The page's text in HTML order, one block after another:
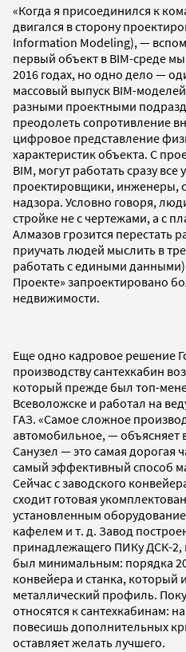
«Когда я присоединился к
двигался в сторону
Information Modeling), —
первый объект в BIM-среде
2016 годах, но одно дело —
массовый выпуск BIM-
разными проектными
преодолеть сопротивление
цифровое представление
характеристик объекта. С
BIM, могут работать сразу все
проектировщики, инженеры,
надзора. Условно говоря,
стройке не с чертежами, а с
Алмазов грозится перестать
приучать людей мыслить в
работать с едиными
Проекте» запроектировано
недвижимости.
Еще одно кадровое решение
производству сантехкабин
который прежде был топ-
Всеволожске и работал на
ГАЗ. «Самое сложное
автомобильное, —
Санузел — это самая дорогая
самый эффективный способ
Сейчас с заводского
сходит готовая
установленным
кафелем и т. д. Завод
принадлежащего ПИКу ДСК-2,
был минимальным: порядка
конвейера и станка, который
металлический профиль.
относятся к сантехкабинам:
повесишь дополнительных
оставляет желать лучшего.